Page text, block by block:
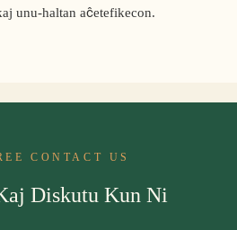
unu-haltan aĉetefikecon.
CONTACT US
Diskutu Kun Ni